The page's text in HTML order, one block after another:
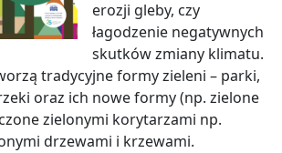
erozji gleby, czy
łagodzenie negatywnych
skutków zmiany klimatu.
tradycyjne formy zieleni – parki,
oraz ich nowe formy (np. zielone
zielonymi korytarzami np.
drzewami i krzewami.